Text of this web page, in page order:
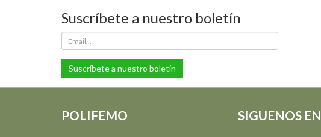
Suscríbete a nuestro boletín
Suscríbete a nuestro boletín
POLIFEMO SIGUENOS EN